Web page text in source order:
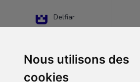
Nous utilisons des
cookies
Delfiar